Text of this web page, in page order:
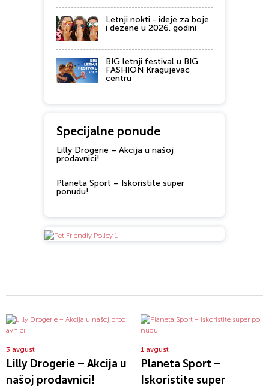
Letnji nokti - ideje za boje
i dezene u 2026. godini
BIG letnji festival u BIG
FASHION Kragujevac
centru
Specijalne ponude
Lilly Drogerie – Akcija u našoj
prodavnici!
Planeta Sport – Iskoristite super
ponudu!
3 avgust
Lilly Drogerie – Akcija u
našoj prodavnici!
1 avgust
Planeta Sport –
Iskoristite super